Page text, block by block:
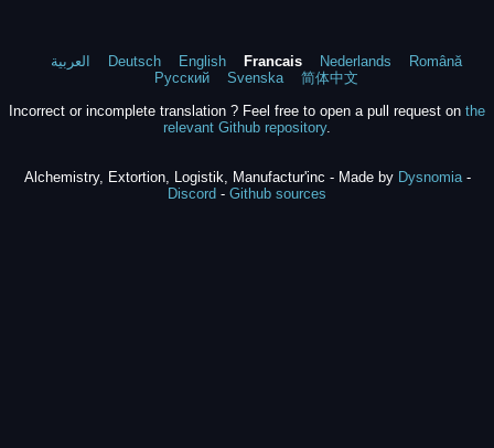
العربية Deutsch English Francais Nederlands
Română
Русский
Svenska
简体中文
Incorrect or incomplete translation ? Feel free to open a pull request on the
relevant Github repository.
Alchemistry, Extortion, Logistik, Manufactur'inc - Made by Dysnomia-
Discord - Github sources